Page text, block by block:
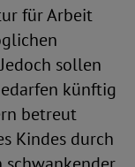
für Arbeit
sollen
künftig
betreut
Kindes durch